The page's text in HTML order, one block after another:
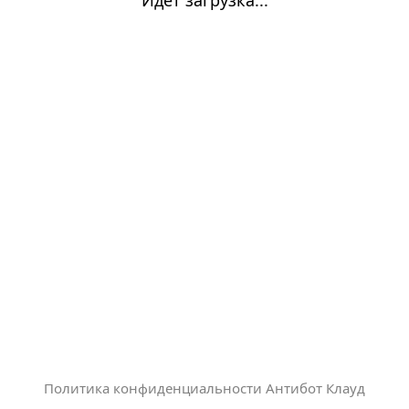
Политика конфиденциальности Антибот Клауд